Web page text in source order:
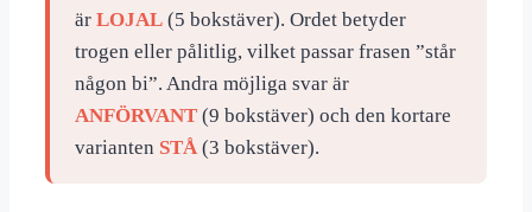
är LOJAL(5 bokstäver). Ordet betyder
trogen eller pålitlig, vilket passar frasen ”står
någon bi”. Andra möjliga svar är
ANFÖRVANT(9 bokstäver) och den kortare
varianten STÅ(3 bokstäver).